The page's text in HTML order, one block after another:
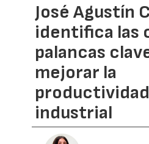
José Agustín
identifica las
palancas
mejorar la
productividad
industrial